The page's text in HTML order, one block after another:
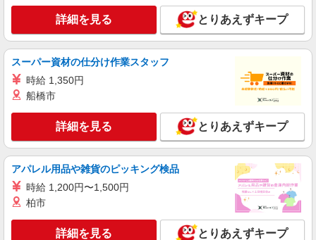
時給1600円〜2250円 ＜日払い有/週払い有/交
通費全支給(ガソリン代含む)＞
厚木市愛名//最寄り駅：愛甲石田
キープ 詳細を見る
株式会社トラストグロース 新宿本社 第2営業部
病院での夜専看護師
1夜勤：31200円〜 ※経験などによる
神奈川県厚木市
詳細を見る
詳細を見る とりあえずキープ
スーパー資材の仕分け作業スタッフ
時給 1,350円
船橋市
詳細を見る とりあえずキープ
アパレル用品や雑貨のピッキング検品
時給 1,200円〜1,500円
柏市
詳細を見る とりあえずキープ